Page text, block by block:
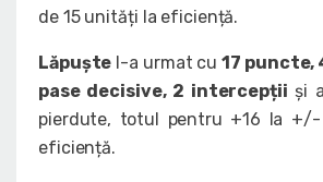
de 15 unități la eficiență.
Lăpuște l-a urmat cu17 puncte,
pase decisive, 2 intercepții și
pierdute, totul pentru +16 la
eficiență.